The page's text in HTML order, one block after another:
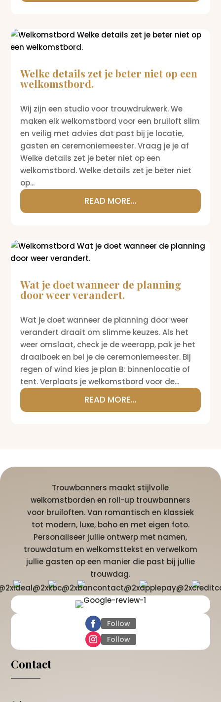
Welke details zet je beter niet op een
welkomstbord.
Wij zijn een studio voor trouwdrukwerk. We
maken elk welkomstbord voor een bruiloft slim
en veilig met advies dat past bij je locatie,
gasten en ceremoniemeester. Vraag je je af
Welke details zet je beter niet op een
welkomstbord. Welke details zet je beter niet
op...
READ MORE...
Wat je doet wanneer de planning
door weer verandert.
Wat je doet wanneer de planning door weer
verandert draait om slimme keuzes. Als het
weer omslaat, check je de weerapp, pak je het
draaiboek en bel je de ceremoniemeester. Bij
regen of wind kies je plan B: binnenlocatie of
tent. Verplaats je welkomstbord voor de...
READ MORE...
Trouwbanners maakt stijlvolle
welkomstborden en roll-up trouwbanners
voor bruiloften. Van romantisch en klassiek
tot modern, luxe, boho en met eigen foto.
Personaliseer jullie ontwerp met namen,
trouwdatum en welkomsttekst en verwelkom
jullie gasten op een manier die past bij jullie
trouwdag.
Follow
Follow
Contact